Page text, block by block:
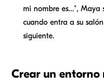
mi nombre es...", Maya
cuando entra a su
siguiente.
Crear un entorno